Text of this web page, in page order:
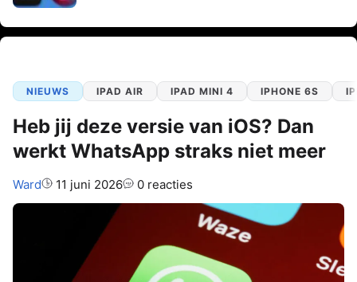
NIEUWS IPAD AIR IPAD MINI 4 IPHONE 6S
Heb jij deze versie van iOS? Dan
werkt WhatsApp straks niet meer
Auteur:
Ward 11 juni 2026 0 reacties